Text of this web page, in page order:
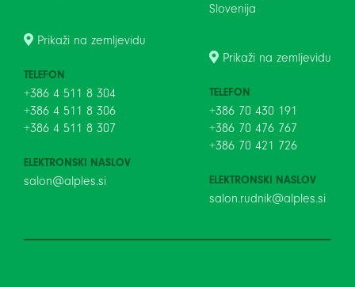
Prikaži na zemljevidu
TELEFON
+386 4 511 8 304
+386 4 511 8 306
+386 4 511 8 307
ELEKTRONSKI NASLOV
salon@alples.si
Slovenija
Prikaži na zemljevidu
TELEFON
+386 70 430 191
+386 70 476 767
+386 70 421 726
ELEKTRONSKI NASLOV
salon.rudnik@alples.si